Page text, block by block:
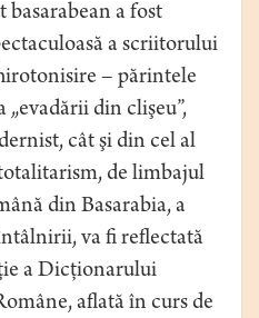
a fost
a scriitorului
– părintele
„evadării din clişeu”,
cât şi din cel al
de limbajul
din Basarabia, a
va fi reflectată
a Dicţionarului
aflată în curs de